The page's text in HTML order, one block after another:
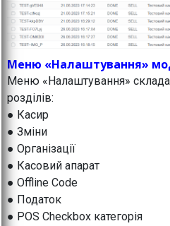
Меню «Налаштування»
Меню «Налаштування»
розділів:
● Касир
● Зміни
● Організації
● Касовий апарат
● Offline Code
● Податок
● POS Checkbox категорія